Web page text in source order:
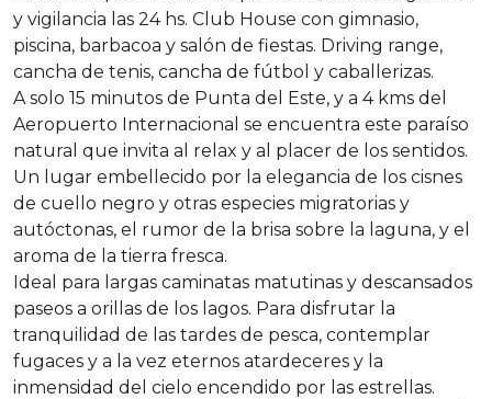
y vigilancia las 24 hs. Club House con gimnasio,
piscina, barbacoa y salón de fiestas. Driving range,
cancha de tenis, cancha de fútbol y caballerizas.
A solo 15 minutos de Punta del Este, y a 4 kms del
Aeropuerto Internacional se encuentra este paraíso
natural que invita al relax y al placer de los sentidos.
Un lugar embellecido por la elegancia de los cisnes
de cuello negro y otras especies migratorias y
autóctonas, el rumor de la brisa sobre la laguna, y el
aroma de la tierra fresca.
Ideal para largas caminatas matutinas y descansados
paseos a orillas de los lagos. Para disfrutar la
tranquilidad de las tardes de pesca, contemplar
fugaces y a la vez eternos atardeceres y la
inmensidad del cielo encendido por las estrellas.